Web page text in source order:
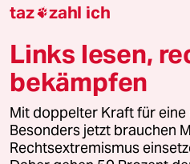
solchen
Nirgendswo !
So beträgt der
zusätzlichen
schon
mittel. Gebaut
jährlich ca.
der Druck auf
taz zahl ich
Links lesen,
bekämpfen
Mit doppelter Kraft für
Besonders jetzt brauchen
Rechtsextremismus